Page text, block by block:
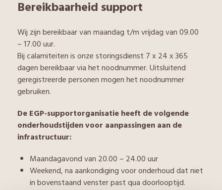
Bereikbaarheid support
Wij zijn bereikbaar van maandag t/m vrijdag van 09.00
– 17.00 uur.
Bij calamiteiten is onze storingsdienst 7 x 24 x 365
dagen bereikbaar via het noodnummer. Uitsluitend
geregistreerde personen mogen het noodnummer
gebruiken.
De EGP-supportorganisatie heeft de volgende
onderhoudstijden voor aanpassingen aan de
infrastructuur:
Maandagavond van 20.00 – 24.00 uur
Weekend, na aankondiging voor onderhoud dat niet
in bovenstaand venster past qua doorlooptijd.